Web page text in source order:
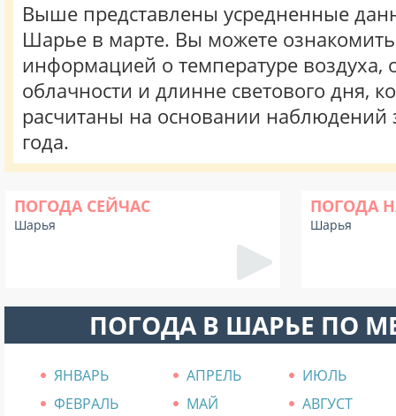
Выше представлены усредненные
Шарье в марте. Вы можете
информацией о температуре воздуха,
облачности и длинне светового дня,
расчитаны на основании наблюдений
года.
ПОГОДА СЕЙЧАС
Шарья
ПОГОДА
Шарья
ПОГОДА В ШАРЬЕ ПО
ЯНВАРЬ АПРЕЛЬ
ИЮЛЬ
ФЕВРАЛЬ
МАЙ
АВГУСТ